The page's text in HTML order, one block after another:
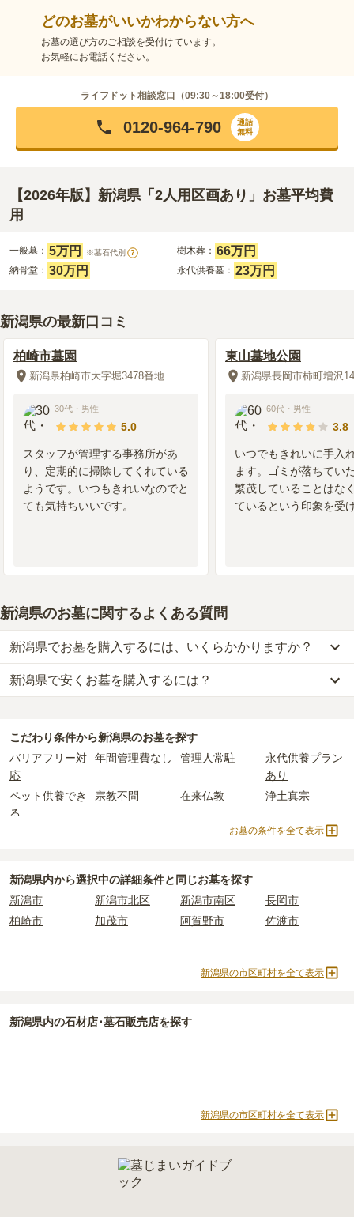
どのお墓がいいかわからない方へ
お墓の選び方のご相談を受付けています。
お気軽にお電話ください。
ライフドット相談窓口（09:30～18:00受付）
0120-964-790
通話
無料
【2026年版】新潟県「2人用区画あり」お墓平均費
用
一般墓： 5万円 ※墓石代別 ? 樹木葬： 66万円
納骨堂： 30万円 永代供養墓： 23万円
新潟県の最新口コミ
柏崎市墓園
新潟県柏崎市大字堀3478番地
30代 ・ 男性
5.0
スタッフが管理する事務所があ
り、定期的に掃除してくれている
ようです。いつもきれいなのでと
ても気持ちいいです。
東山墓地公園
新潟県長岡市柿町増沢
60代 ・ 男性
3.8
いつでもきれいに手入
ます。ゴミが落ちてい
繁茂していることはな
ているという印象を受
新潟県のお墓に関するよくある質問
新潟県でお墓を購入するには、いくらかかりますか？
新潟県での購入費用の目安は、一般墓が約183万円、樹木葬が約64
万円、納骨堂が約41万円、永代供養墓が約44万円です。
2つが主な費用となります。
の一般墓の永代使用料の平均は32万円 で、墓石代は 新潟県の
平均
です。いずれも区画の広さや墓石の大きさ・素材に
樹木葬・納骨堂・永代供養墓は、基本的に墓石代がかからず、永代
・開眼法要の費用 ：お墓を新しく建てた際に行う儀式のための費
・納骨式の費用
：お墓に遺骨を納める儀式のための費用。僧侶に渡
すお布施、会食などの費用がかかります。
現地見学では、担当者に「提示金額以外にかかる費用はないか」を
新潟県で安くお墓を購入するには？
2万円
からお求めいただけます。
する「合祀墓（ごうしぼ）」と呼ばれるタイプです。個別のお墓に
比べて省スペースで管理の手間がかからないため、費用が安く設定
されています。
価格の目安は、1名あたり5万円〜30万円程度です。
お墓を探すのがおすすめです。
こだわり条件から新潟県のお墓を探す
バリアフリー対
応
年間管理費なし 管理人常駐
永代供養プラン
あり
ペット供養でき
る
宗教不問 在来仏教 浄土真宗
浄土宗
永代供養墓
公営霊園 民営霊園
1人用区画あり
2人用区画あり 3人用区画あり
お墓の条件を全て表示
新潟県内から選択中の詳細条件と同じお墓を探す
新潟市
新潟市北区 新潟市南区
長岡市
柏崎市
加茂市 阿賀野市 佐渡市
新潟県の市区町村を全て表示
新潟県内の石材店･墓石販売店を探す
新潟県の市区町村を全て表示